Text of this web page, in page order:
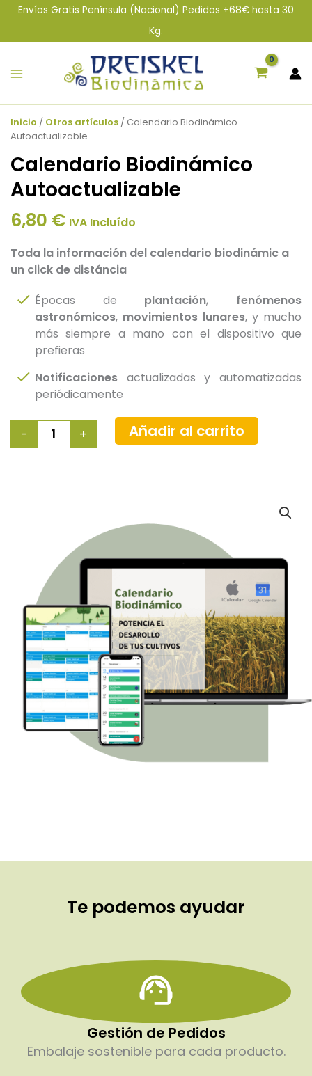
Envíos Gratis Península (Nacional) Pedidos +68€ hasta 30
Kg.
Inicio / Otros artículos / Calendario Biodinámico
Autoactualizable
Calendario Biodinámico
Autoactualizable
6,80 € IVA Incluído
Toda la información del calendario biodinámic a
un click de distáncia
Épocas de plantación, fenómenos
astronómicos, movimientos lunares, y mucho
más siempre a mano con el dispositivo que
prefieras
Notificaciones actualizadas y automatizadas
periódicamente
-
Calendario
Biodinámico
+ Añadir al carrito
Te podemos ayudar
Gestión de Pedidos
Embalaje sostenible para cada producto.